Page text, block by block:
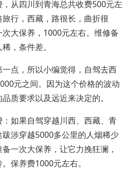
从四川到青海总共收费500元左
行，西藏，路很长，曲折很
大保养，1000元左右。维修备
，条件差。
点，所以小编觉得，自驾去西
元之间。因为这个价格的波动
质要求以及远近来决定的。
如果自驾穿越川西、西藏、青
涉穿越5000多公里的人烟稀少
一次大保养，让它力挽狂澜，
保养费1000元左右。